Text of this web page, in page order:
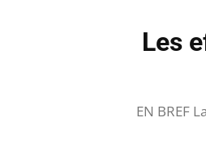
Les
EN BREF